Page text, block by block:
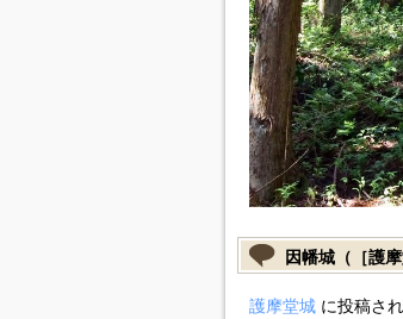
因幡城（［護
護摩堂城に投稿さ